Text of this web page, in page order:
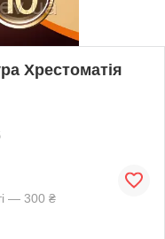
Хрестоматія
— 300 ₴